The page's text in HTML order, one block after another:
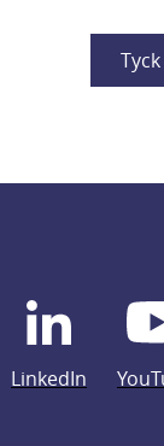
LinkedIn